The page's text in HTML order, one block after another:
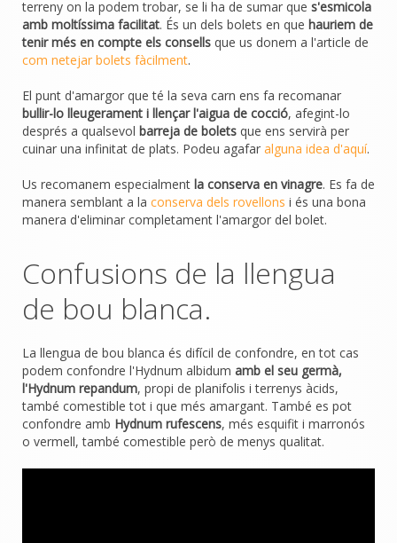
terreny on la podem trobar, se li ha de sumar que s'esmicola
amb moltíssima facilitat. És un dels bolets en que hauriem de
tenir més en compte els consells que us donem a l'article de
com netejar bolets fàcilment.
El punt d'amargor que té la seva carn ens fa recomanar
bullir-lo lleugerament i llençar l'aigua de cocció, afegint-lo
després a qualsevol barreja de bolets que ens servirà per
cuinar una infinitat de plats. Podeu agafar alguna idea d'aquí.
Us recomanem especialment la conserva en vinagre. Es fa de
manera semblant a la conserva dels rovellons i és una bona
manera d'eliminar completament l'amargor del bolet.
Confusions de la llengua
de bou blanca.
La llengua de bou blanca és difícil de confondre, en tot cas
podem confondre l'Hydnum albidum amb el seu germà,
l'Hydnum repandum, propi de planifolis i terrenys àcids,
també comestible tot i que més amargant. També es pot
confondre amb Hydnum rufescens, més esquifit i marronós
o vermell, també comestible però de menys qualitat.